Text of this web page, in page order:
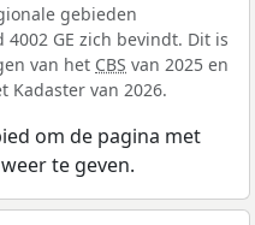
gebieden
GE zich bevindt. Dit is
van het CBS van 2025 en
Kadaster van 2026.
om de pagina met
te geven.